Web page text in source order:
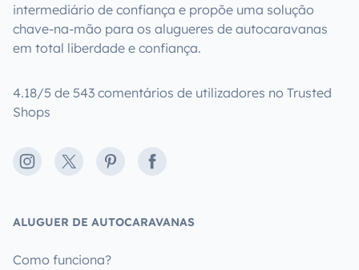
intermediário de confiança e propõe uma solução
chave-na-mão para os alugueres de autocaravanas
em total liberdade e confiança.
4.18/5 de 543 comentários de utilizadores no Trusted
Shops
Instagram
X PinterestFacebook
ALUGUER DE AUTOCARAVANAS
Como funciona?